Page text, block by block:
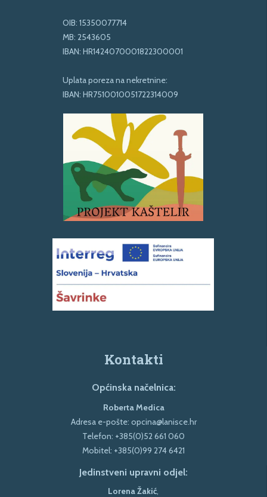
OIB: 15350077714
MB: 2543605
IBAN: HR1424070001822300001
Uplata poreza na nekretnine:
IBAN: HR7510010051722314009
Kontakti
Općinska načelnica:
Roberta Medica
Adresa e-pošte: opcina@lanisce.hr
Telefon: +385(0)52 661 060
Mobitel: +385(0)99 274 6421
Jedinstveni upravni odjel:
Lorena Žakić,